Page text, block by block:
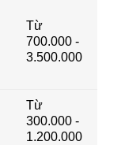
Từ
700.000 -
3.500.000
Từ
300.000 -
1.200.000